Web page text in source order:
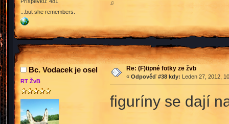
...but she remembers.
♫
Bc. Vodacek je osel
RT ŽvB
Re: (F)tipné fotky ze žvb
« Odpověď #38 kdy: Leden 27, 2012,
figuríny se dají